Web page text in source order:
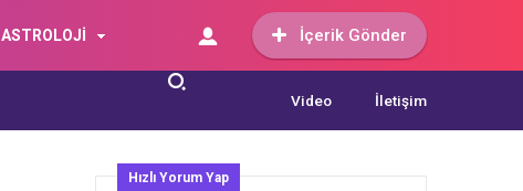
ASTROLOJİ İçerik Gönder
Video İletişim
Hızlı Yorum Yap